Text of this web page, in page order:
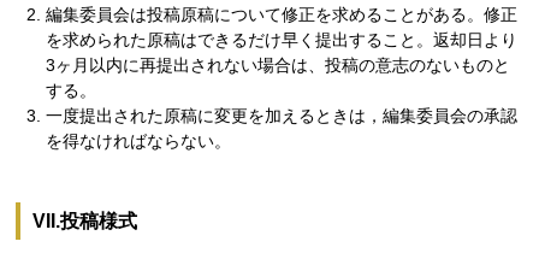
編集委員会は投稿原稿について修正を求めることがある。修正
を求められた原稿はできるだけ早く提出すること。返却日より
3ヶ月以内に再提出されない場合は、投稿の意志のないものと
する。
一度提出された原稿に変更を加えるときは，編集委員会の承認
を得なければならない。
VII.投稿様式